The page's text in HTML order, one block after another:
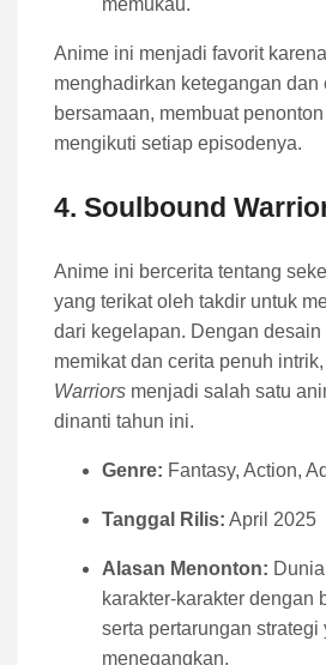
memukau.
Anime ini menjadi favorit
menghadirkan ketegangan dan
bersamaan, membuat
mengikuti setiap episodenya.
4. Soulbound
Anime ini bercerita tentang
yang terikat oleh takdir untuk
dari kegelapan. Dengan desain
memikat dan cerita penuh intrik,
Warriors menjadi salah satu
dinanti tahun ini.
Genre: Fantasy, Action,
Tanggal Rilis: April 2025
Alasan Menonton:
karakter-karakter dengan
serta pertarungan strategi
menegangkan.